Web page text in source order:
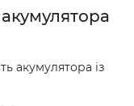
акумулятора із